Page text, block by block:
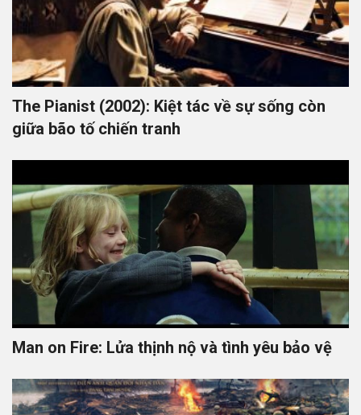
The Pianist (2002): Kiệt tác về sự sống còn
giữa bão tố chiến tranh
Man on Fire: Lửa thịnh nộ và tình yêu bảo vệ